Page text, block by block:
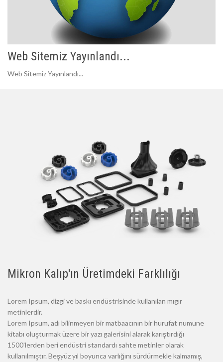
Web Sitemiz Yayınlandı...
Web Sitemiz Yayınlandı...
Mikron Kalıp'ın Üretimdeki Farklılığı
Lorem Ipsum, dizgi ve baskı endüstrisinde kullanılan mıgır
metinlerdir.
Lorem Ipsum, adı bilinmeyen bir matbaacının bir hurufat numune
kitabı oluşturmak üzere bir yazı galerisini alarak karıştırdığı
1500'lerden beri endüstri standardı sahte metinler olarak
kullanılmıştır. Beşyüz yıl boyunca varlığını sürdürmekle kalmamış,